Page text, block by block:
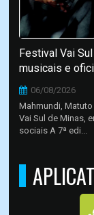
Festival Vai
musicais e
06/08/2026
Mahmundi, Matuto
Vai Sul de Minas,
sociais A 7ª edi...